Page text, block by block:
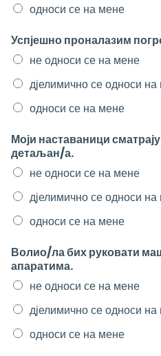
односи се на мене
Успјешно проналазим
не односи се на мене
дјелимично се односи
односи се на мене
Моји наставаници
детаљан/а.
не односи се на мене
дјелимично се односи
односи се на мене
Волио/ла бих руковати
апаратима.
не односи се на мене
дјелимично се односи
односи се на мене